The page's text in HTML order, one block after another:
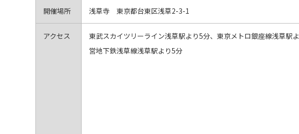
開催場所 浅草寺 東京都台東区浅草2-3-1
アクセス
東武スカイツリーライン浅草駅より5分、東京メトロ銀座線浅草駅
営地下鉄浅草線浅草駅より5分